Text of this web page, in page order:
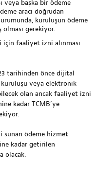
veya başka bir ödeme
aracı doğrudan
kuruluşun ödeme
gerekiyor.
faaliyet izni alınması
tarihinden önce dijital
veya elektronik
olan ancak faaliyet izni
kadar TCMB’ye
ödeme hizmet
kadar getirilen
olacak.